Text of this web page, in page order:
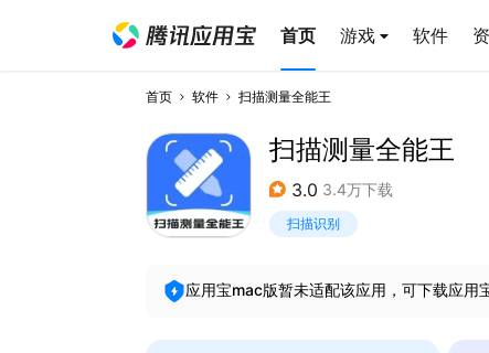
首页 游戏 软件
首页 软件 扫描测量全能王
扫描测量全能王
3.0 3.4万下载
扫描识别
应用宝mac版暂未适配该应用，可下载应用